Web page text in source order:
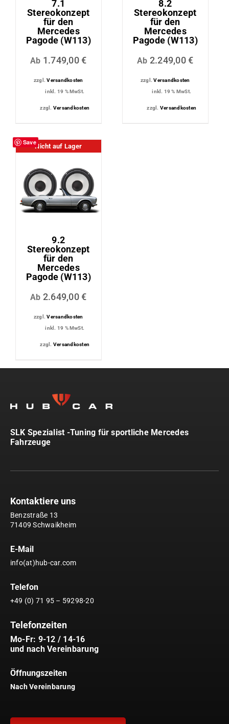
7.1
Stereokonzept
für den
Mercedes
Pagode (W113)
Ab 1.749,00€
zzgl.Versandkosten
inkl. 19 % MwSt.
zzgl. Versandkosten
8.2
Stereokonzept
für den
Mercedes
Pagode (W113)
Ab 2.249,00€
zzgl.Versandkosten
inkl. 19 % MwSt.
zzgl. Versandkosten
Save
Nicht auf Lager
9.2
Stereokonzept
für den
Mercedes
Pagode (W113)
Ab 2.649,00€
zzgl.Versandkosten
inkl. 19 % MwSt.
zzgl. Versandkosten
SLK Spezialist -Tuning für sportliche Mercedes
Fahrzeuge
Kontaktiere uns
Benzstraße 13
71409 Schwaikheim
E-Mail
info(at)hub-car.com
Telefon
+49 (0) 71 95 – 59298-20
Telefonzeiten
Mo-Fr: 9-12 / 14-16
und nach Vereinbarung
Öffnungszeiten
Nach Vereinbarung